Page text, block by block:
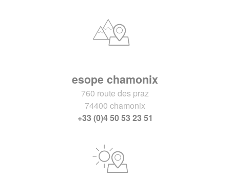
esope chamonix
760 route des praz
74400 chamonix
+33 (0)4 50 53 23 51